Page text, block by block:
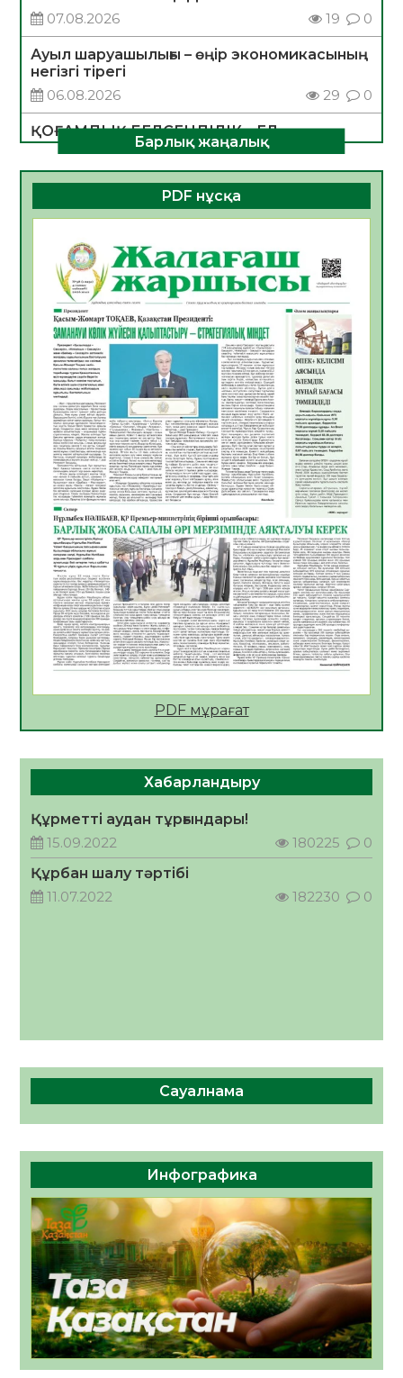
07.08.2026
19 0
Ауыл шаруашылығы – өңір экономикасының
негізгі тірегі
06.08.2026
29 0
ҚОҒАМДЫҚ БЕЛСЕНДІЛІК – ЕЛ
ДАМУЫНЫҢ НЕГІЗІ
06.08.2026
28 0
ҚҰРЫЛТАЙ САЙЛАУЫ – БОЛАШАҚҚА
БАСТАР ЖАУАПТЫ ТАҢДАУ
06.08.2026
Инфекциялық ауруларға қарсы иммундау
жұмыстарының тиімділігі
06.08.2026
Көкжөтел ауруы туралы
06.08.2026
28
АПВ вакцинасы туралы мәлімет
06.08.2026
29
Open Air: Қызылорда облысы полиция
департаменті 20 мыңнан астам
көрерменнің қауіпсіздігін қамтамасыз етті
06.08.2026
40
ҚЫЗЫЛОРДАДА «САНАЛЫ ҰРПАҚ –
ЖАРҚЫН БОЛАШАҚ» АТТЫ КЕҢЕЙТІЛГЕН
МӘЖІЛІС ӨТТІ
05.08.2026
41
Қазақстан Орталық Азиядағы көшуге ең
азаматтың міндеті
Руслан Рүстемұлы облыс әкімінің
кеңесшісі болып тағайындалды
05.08.2026
39 0
Барлық жаңалық
PDF нұсқа
PDF мұрағат
Хабарландыру
Құрметті аудан тұрғындары!
15.09.2022
180225
0
Құрбан шалу тәртібі
11.07.2022
182230 0
Сауалнама
Инфографика